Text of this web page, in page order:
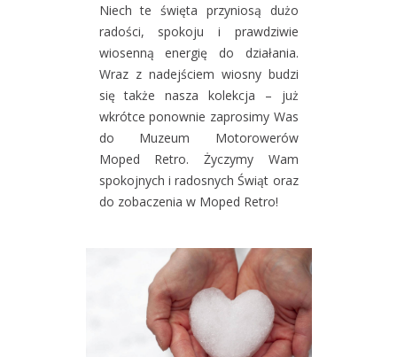
Niech te święta przyniosą dużo
radości, spokoju i prawdziwie
wiosenną energię do działania.
Wraz z nadejściem wiosny budzi
się także nasza kolekcja – już
wkrótce ponownie zaprosimy Was
do Muzeum Motorowerów
Moped Retro. Życzymy Wam
spokojnych i radosnych Świąt oraz
do zobaczenia w Moped Retro!